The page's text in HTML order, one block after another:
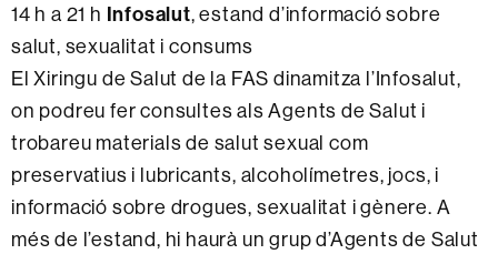
14 h a 21 h Infosalut, estand d’informació sobre
salut, sexualitat i consums
El Xiringu de Salut de la FAS dinamitza l’Infosalut,
on podreu fer consultes als Agents de Salut i
trobareu materials de salut sexual com
preservatius i lubricants, alcoholímetres, jocs, i
informació sobre drogues, sexualitat i gènere. A
més de l’estand, hi haurà un grup d’Agents de Salut